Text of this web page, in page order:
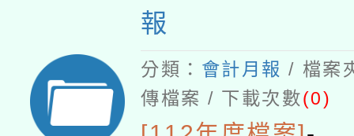
報
分類： 會計月報 / 檔案
傳檔案 / 下載次數(0)